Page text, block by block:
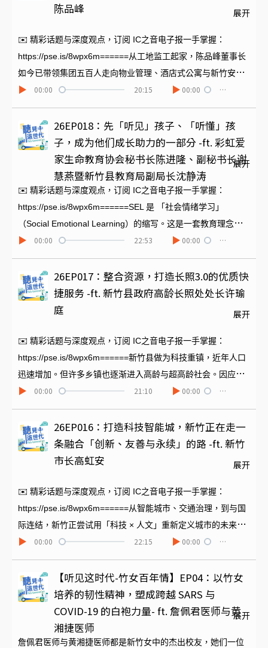
代，这些工具的优点该如何善用；以及她精准洞察到女性拥有
如何从校园走向世界，持续发挥她的影响力。 ======节目制作
｜陈冬菱
陈品峰
展开
✉️ 精彩话题与深度观点，订阅 IC之音电子报一手掌握：
https://pse.is/8wpx6m======从工地监工起家，陈品峰董事长
如今已带领集团五百人走向物业管理、酒店式公寓与新竹安捷
国际酒店的多角化经营。他同时也与英国管家协会签约，希望
结合台式服务与英式管家的不同优点，为住客提供更贴心更个
人化的特色服务。本集就为您请到陈董事长，请他来谈谈多年
来台湾住户与住客对于物业管理与服务的需求如何转型，以及
安捷如何设计不同的主题风格，以满足客户的新世纪多元需
求。======节目制作｜陈冬菱
00:00 20:15 00:00 …
26EP018：先「听见」孩子、「听懂」孩
子，成为他们成长助力的一部分 -ft. 彩虹爱
家生命教育协会秘书长陈进隆、副秘书长谢
慧燕暨新竹县教育局副局长沈静涛
展开
✉️ 精彩话题与深度观点，订阅 IC之音电子报一手掌握：
https://pse.is/8wpx6m======SEL 是 「社会情绪学习」
（Social Emotional Learning）的缩写。这是一套教育理念与
架构，核心在于帮助学生（及成人）理解并管理情绪、发展同
理心、建立正向人际关系，并做出负责任的决定。我国教育部
在 2025 年2 月公布「社会情绪学习中长程计划第一期五年计划
（114～118年）」，显示对其重视。新竹县教育局并在今年
5/23举办2026 亲职教育论坛--新竹场，与彩虹爱家协会邀请专
从辅导单位与政府角度来分享SEL的重要性，以及我们可以为
新时代的孩子所做的准备。【新竹场】📅 时间：5/23 (六)
09:00-16:00📍 地点：新竹县政府大礼堂🔗 报名网址：
https://reurl.cc/7Eeak9
00:00 22:53 00:00 …
26EP017：整合资源，打造长照3.0的优质快
捷服务 -ft. 新竹县政府高龄长照处处长许瑜
庭
展开
✉️ 精彩话题与深度观点，订阅 IC之音电子报一手掌握：
https://pse.is/8wpx6m======新竹县做为科技重镇，近年人口
迅速增加。但许多乡镇也逐渐进入高龄与超高龄社会。因应这
样的人口老化，新竹县政府于今年元旦起，成立高龄长照处，
整合卫生局与社会处资源，打造在地安老、友善长者的生活环
境。本集我们邀请到新竹县政府高龄长照处许瑜庭处长，分享
长照理念、政策落地，以及每个人都能理解并运用的长照知
识，并谈谈科技、数码化、云端与大数据如何协助提升长照服
00:00 21:10 00:00 …
26EP016：打造科技智能城，新竹正在走一
条融合「创新、友善与永续」的路 -ft. 新竹
市长高虹安
展开
✉️ 精彩话题与深度观点，订阅 IC之音电子报一手掌握：
https://pse.is/8wpx6m======从智能城市、交通治理，到与国
际连结，新竹正尝试用「科技 × 人文」重新定义城市的未来。
本集《听见这时代》，为您邀请到新竹市长高虹安。请她来分
享如何透过最新智能科技来落实城市治理，同时也畅谈对新竹
各方面市政的进一步规划与展望。======节目制作｜陈冬菱
00:00 22:15 00:00 …
【听见这时代-竹女百年情】EP04：以竹女
培养的韧性精神，塑成跨越 SARS 与
COVID-19 的白袍力量- ft. 詹佩君医师与黄
湘捷医师
展开
詹佩君医师与黄湘捷医师都是新竹女中的杰出校友，她们一位